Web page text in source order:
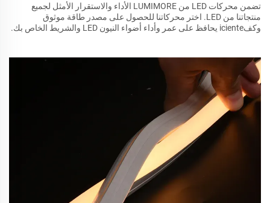
تضمن محركات LED من LUMIMORE الأداء والاستقرار الأمثل لجميع
منتجاتنا من LED. اختر محركاتنا للحصول على مصدر طاقة موثوق
وكفiciente يحافظ على عمر وأداء أضواء النيون LED والشريط الخاص بك.